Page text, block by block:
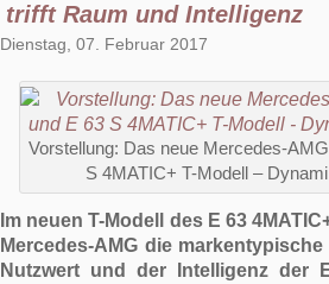
trifft Raum und Intelligenz
Dienstag, 07. Februar 2017
Vorstellung: Das neue Mercedes-
S 4MATIC+ T-Modell –
Im neuen T-Modell des E 63
Mercedes-AMG die
Nutzwert und der Intelligenz der